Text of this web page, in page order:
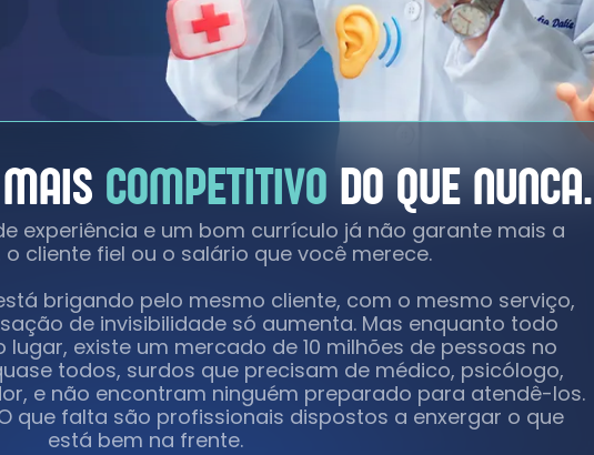
COMPETITIVO DO QUE NUNCA.
experiência e um bom currículo já não garante mais a
cliente fiel ou o salário que você merece.
brigando pelo mesmo cliente, com o mesmo serviço,
de invisibilidade só aumenta. Mas enquanto todo
existe um mercado de 10 milhões de pessoas no
todos, surdos que precisam de médico, psicólogo,
e não encontram ninguém preparado para atendê-los.
que falta são profissionais dispostos a enxergar o que
está bem na frente.